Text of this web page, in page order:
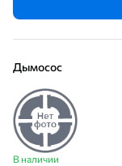
Дымосос
В наличии